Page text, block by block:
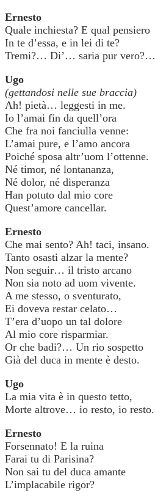
Ernesto
Quale inchiesta? E qual pensiero
In te d’essa, e in lei di te?
Tremi?… Di’… saria pur vero?…
Ugo
(gettandosi nelle sue braccia)
Ah! pietà… leggesti in me.
Io l’amai fin da quell’ora
Che fra noi fanciulla venne:
L’amai pure, e l’amo ancora
Poiché sposa altr’uom l’ottenne.
Né timor, né lontananza,
Né dolor, né disperanza
Han potuto dal mio core
Quest’amore cancellar.
Ernesto
Che mai sento? Ah! taci, insano.
Tanto osasti alzar la mente?
Non seguir… il tristo arcano
Non sia noto ad uom vivente.
A me stesso, o sventurato,
Ei doveva restar celato…
T’era d’uopo un tal dolore
Al mio core risparmiar.
Or che badi?… Un rio sospetto
Già del duca in mente è desto.
Ugo
La mia vita è in questo tetto,
Morte altrove… io resto, io resto.
Ernesto
Forsennato! E la ruina
Farai tu di Parisina?
Non sai tu del duca amante
L’implacabile rigor?